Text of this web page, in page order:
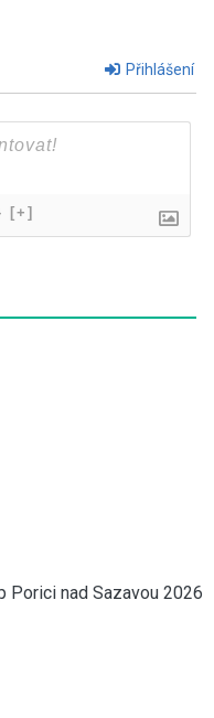
Přihlášení
[+]
Porici nad Sazavou 2026